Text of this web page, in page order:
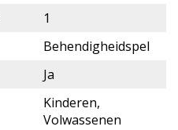
1
Behendigheidspel
Ja
Kinderen,
Volwassenen